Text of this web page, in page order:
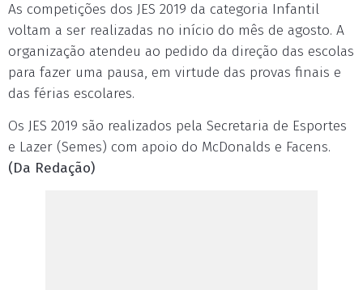
As competições dos JES 2019 da categoria Infantil
voltam a ser realizadas no início do mês de agosto. A
organização atendeu ao pedido da direção das escolas
para fazer uma pausa, em virtude das provas finais e
das férias escolares.
Os JES 2019 são realizados pela Secretaria de Esportes
e Lazer (Semes) com apoio do McDonalds e Facens.
(Da Redação)